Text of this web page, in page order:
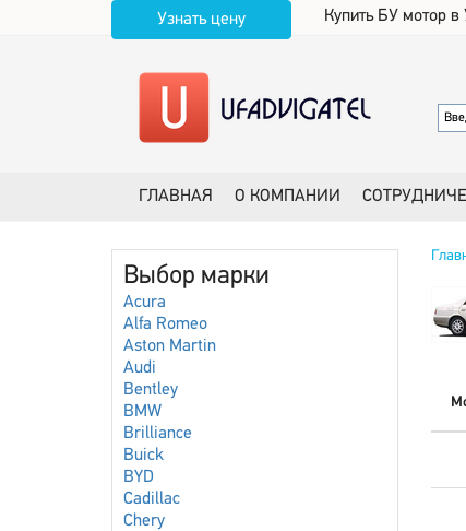
Узнать цену Купить БУ мотор в
ГЛАВНАЯ О КОМПАНИИ
Выбор марки
Acura
Alfa Romeo
Aston Martin
Audi
Bentley
BMW
Brilliance
Buick
BYD
Cadillac
Chery